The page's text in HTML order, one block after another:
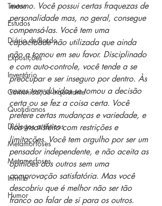
Textos
Estudos
Diário de Bordo
Exposições
Inventário
Comunicação Inquietante
Quotidianos
Diálogos artísticos
Metamorfoses
Metamorfoses
Infinito
Humor
mesmo. Você possui certas fraquezas de
personalidade mas, no geral, consegue
compensá-las. Você tem uma
capacidade não utilizada que ainda
não a tomou em seu favor. Disciplinado
e com auto-controle, você tende a se
preocupar e ser inseguro por dentro. Às
vezes tem dúvidas se tomou a decisão
certa ou se fez a coisa certa. Você
prefere certas mudanças e variedade, e
fica insatisfeito com restrições e
limitações. Você tem orgulho por ser um
pensador independente, e não aceita as
opiniões dos outros sem uma
comprovação satisfatória. Mas você
descobriu que é melhor não ser tão
franco ao falar de si para os outros.